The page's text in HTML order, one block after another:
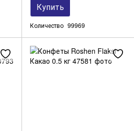
Купить
Количество 99969